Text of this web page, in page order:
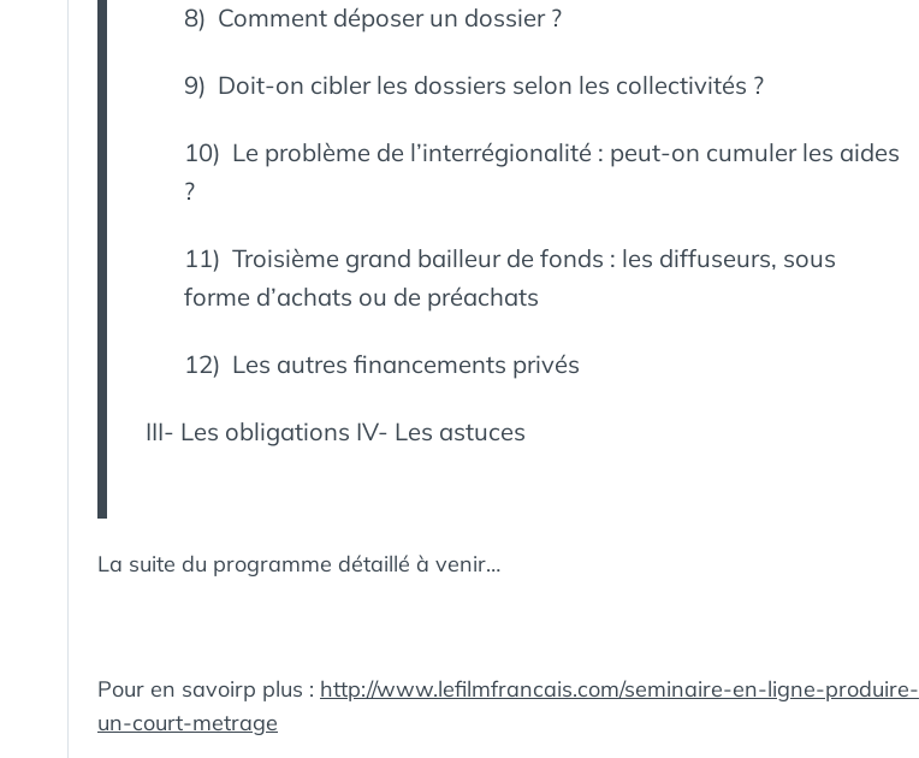
8) Comment déposer un dossier ?
9) Doit-on cibler les dossiers selon les collectivités ?
10) Le problème de l’interrégionalité : peut-on cumuler les aides
?
11) Troisième grand bailleur de fonds : les diffuseurs, sous
forme d’achats ou de préachats
12) Les autres financements privés
III- Les obligations IV- Les astuces
La suite du programme détaillé à venir…
Pour en savoirp plus : http://www.lefilmfrancais.com/seminaire-en-ligne-produire-
un-court-metrage